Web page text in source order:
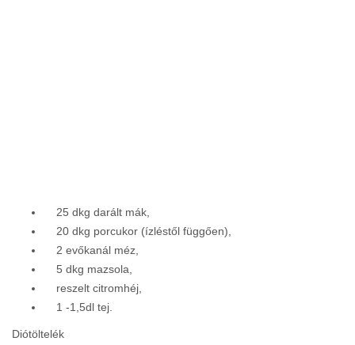
25 dkg darált mák,
20 dkg porcukor (ízléstől függően),
2 evőkanál méz,
5 dkg mazsola,
reszelt citromhéj,
1 -1,5dl tej.
Diótöltelék